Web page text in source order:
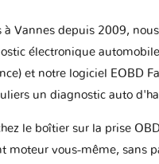
à Vannes depuis 2009,
électronique
et notre logiciel EOBD
un diagnostic auto
le boîtier sur la prise
moteur vous-même, sans